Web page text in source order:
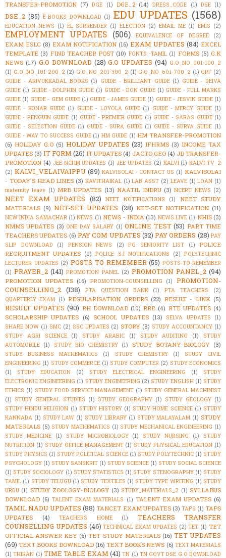
TRANSFER-PROMOTION (7) DGE (1) DGE_2 (14) DRESS_CODE (1) DSE (1)
DSE_2 (85) E-BOOKS DOWNLOAD (1) EDU UPDATES (1568)
EDUCATION NEWS (1) EL SURRENDER (1) ELECTION (2) EMAIL ME (1) EMIS (2)
EMPLOYMENT UPDATES (506) EQUIVALENCE OF DEGREE (2)
EXAM ESLC (8) EXAM NOTIFICATION (16) EXAM UPDATES (84) EXCEL
TEMPLATE (3) FIND TEACHER POST (10) FONTS -TAMIL (1) FORMS (5) G.K
NEWS (17) G.O DOWNLOAD (28) G.O UPDATES (94) G.O_NO_001-100_2
(1) G.O_NO_101-200_2 (2) G.O_NO_201-300_2 (1) G.O_NO_601-700_2 (1) GPF (2)
GUIDE - ARIVUKKADAL BOOKS (1) GUIDE - BRILLIANT GUIDE (1) GUIDE - DEIVA
GUIDE (1) GUIDE - DOLPHIN GUIDE (1) GUIDE - DON GUIDE (1) GUIDE - FULL MARKS
GUIDE (1) GUIDE - GEM GUIDE (1) GUIDE - JAMES GUIDE (1) GUIDE - JESVIN GUIDE (1)
GUIDE - KONAR GUIDE (1) GUIDE - LOYOLA GUIDE (1) GUIDE - MERCY GUIDE (1)
GUIDE - PENGUIN GUIDE (1) GUIDE - PREMIER GUIDE (1) GUIDE - SARAS GUIDE (1)
GUIDE - SELECTION GUIDE (1) GUIDE - SURA GUIDE (1) GUIDE - SURYA GUIDE (1)
GUIDE - WAY TO SUCCESS GUIDE (1) HM GUIDE (1) HM TRANSFER-PROMOTION
(6) HOLIDAY G.O (5) HOLIDAY UPDATES (23) IFHRMS (3) INCOME TAX
UPDATES (3) IT FORM (26) IT UPDATES (4) JACTO GEO (4) JD TRANSFER-
PROMOTION (4) JEE NCHM UPDATES (1) JEE UPDATES (2) KALVI (1) KALVI TV_2
(2) KALVI_VELAIVAIPPU (89) KALVISOLAI - CONTACT US (1) KALVISOLAI
- TODAY'S HEAD LINES (3) KAVITHAIKAL (1) LAB ASST (2) LEAVE (1) LOAN (1)
maternity leave (1) MRB UPDATES (13) NAATIL INDRU (3) NCERT NEWS (2)
NEET EXAM UPDATES (82) NEET NOTIFICATIONS (1)
NEET STUDY
MATERIALS (9) NET-SET UPDATES (28) NET-SET NOTIFICATION (11)
NEW INDIA SAMACHAR (1) NEWS (1) NEWS - INDIA (13) NEWS LIVE (1) NHIS (3)
NMMS UPDATES (3) ONE DAY SALARY (1) ONLINE TEST (53) PART TIME
TEACHERS UPDATES (6) PAY COM UPDATES (32) PAY ORDERS (28) PAY
SLIP DOWNLOAD
(1) PENSION NEWS (2) PG SENIORITY LIST (1)
POLICE
RECRUITMENT UPDATES (9) POLICE S.I NOTIFICATIONS (2) POLYTECHNIC
LECTURER UPDATES (2) POSTS TO REMEMBER (55) POSTS-TO-REMEMBER
(1) PRAYER_2 (141) PROMOTION PANEL (2) PROMOTION PANEL_2 (94)
PROMOTION UPDATES (16) PROMOTION-COUNSELLING (1)
PROMOTION-
COUNSELLING_2 (138) PTA QUESTION BANK (1) PTA TEACHERS
(2)
QUARTERLY EXAM (1) REGULARISATION ORDERS (22) RESULT - LINK (5)
RESULT UPDATES (90) RH DOWNLOAD (10) RRB (4) RTE UPDATES (4)
SCHOLARSHIP UPDATES (6) SCHOOL UPDATES (13) SELVA UPDATES
(1)
SHARE NOW (1) SMC (2) SSC UPDATES (2) STORY (8) STUDY ACCOUNTANCY (1)
STUDY AGRI SCIENCE
(1) STUDY ARABIC (1) STUDY AUDITING (1)
STUDY
AUTOMOBILE (1) STUDY BIO CHEMISTRY (1) STUDY BOTANY-BIOLOGY (3)
STUDY BUSINESS MATHEMATICS (1) STUDY CHEMISTRY (1)
STUDY CIVIL
ENGINEERING (1) STUDY COMMERCE (1) STUDY COMPUTER (2) STUDY ECONOMICS
(1)
STUDY EDUCATION (2) STUDY ELECTRICAL ENGINEERING (1)
STUDY
ELECTRONIC ENGINEERING (1) STUDY ENGINEERING (2) STUDY ENGLISH (1) STUDY
ETHICS (1) STUDY FOOD SERVICE MANAGEMENT (1) STUDY GENERAL MACHINIST
(1) STUDY GENERAL STUDIES (1) STUDY GEOGRAPHY (1) STUDY GEOLOGY (1)
STUDY HINDU RELIGION (1) STUDY HISTORY (1) STUDY HOME SCIENCE (1) STUDY
KANNADA (1) STUDY LAW (1) STUDY LIBRARY (1) STUDY MALAYALAM (1) STUDY
MATERIALS (5) STUDY MATHEMATICS (1) STUDY MECHANICAL ENGINEERING (1)
STUDY MEDICINE
(1) STUDY MICROBIOLOGY (1) STUDY NURSING (1)
STUDY
NUTRITION (1) STUDY OFFICE MANAGEMENT (1) STUDY PHYSICAL EDUCATION (1)
STUDY PHYSICS (1) STUDY POLITICAL SCIENCE (1) STUDY POLYTECHNIC (1) STUDY
PSYCHOLOGY (1) STUDY SANSKRIT (1) STUDY SCIENCE (1) STUDY SOCIAL SCIENCE
(1) STUDY SOCIOLOGY (1) STUDY STATISTICS (1) STUDY STENOGRAPHY (1) STUDY
TAMIL (1) STUDY TELUGU (1) STUDY TEXTILES (1) STUDY TYPE WRITING (1) STUDY
URDU (1) STUDY ZOOLOGY-BIOLOGY (3) STUDY_MATERIALS_2 (1) SYLLABUS
DOWNLOAD (6) TALENT EXAM MATERIALS (1) TALENT EXAM UPDATES (6)
TAMIL NADU UPDATES (88) TANCET EXAM UPDATES (3) TAPS (1) TAPS
UPDATES
(4) TEACHERS HOME (1)
TEACHERS TRANSFER
COUNSELLING UPDATES (46) TECHNICAL EXAM UPDATES (2) TET (1) TET
OFFICIAL ANSWER KEY (6) TET STUDY MATERIALS (16) TET UPDATES
(69) TEXT BOOKS DOWNLOAD (16) TEXT BOOKS NEWS (6) TEXT MATERIALS
(1) THIRAN (1) TIME TABLE EXAM (41) TN (1) TN GOVT DSE G.O DOWNLOAD